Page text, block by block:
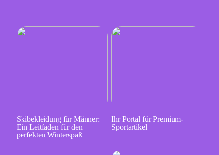
Skibekleidung für Männer:
Ein Leitfaden für den
perfekten Winterspaß
Ihr Portal für Premium-
Sportartikel